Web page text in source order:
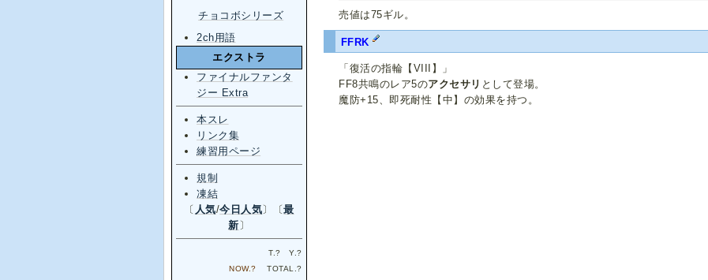
売値は75ギル。
FFRK
「復活の指輪【VIII】」
FF8共鳴のレア5のアクセサリ として登場。
魔防+15、即死耐性【中】の効果を持つ。
チョコボシリーズ
2ch用語
エクストラ
ファイナルファンタ
ジー Extra
本スレ
リンク集
練習用ページ
規制
凍結
〔 人気/今日人気〕〔最
新〕
T.? Y.?
NOW.? TOTAL.?